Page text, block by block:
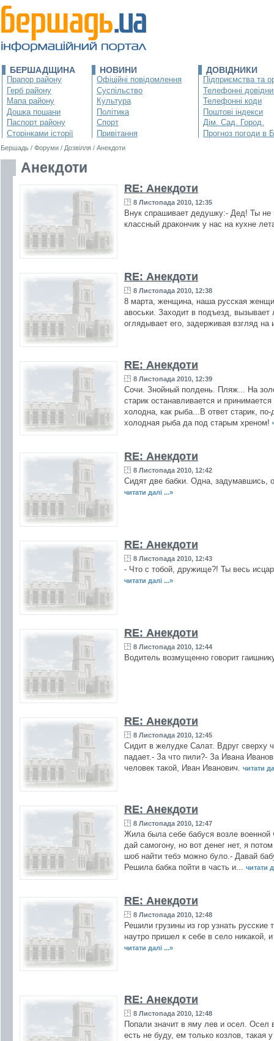
БЕРШАДЩИНА
Прапор району
Герб району
Мапа району
Дошка пошани
Паспорт району
Сторінками історії
НОВИНИ
Офіційні повідомлення
Суспільство
Культура
Політика
Спорт
Привітання
ДОВІДНИКИ
Підприємства та
Телефонні
Телефонні коди
Поштові індекси
Дім. Сад. Город.
Прогноз погоди в
Бершадь / Форуми / Дозвілля / Анекдоти
Анекдоти
RE: Анекдоти
8 Листопада 2010, 12:35
Внук спрашивает дедушку:- Дед! Ты не
классный дракончик у нас на кухне
RE: Анекдоти
8 Листопада 2010, 12:38
8 маpта, женщина, наша pусская
авоськи. Заходит в подъезд,
оглядывает его, задерживая взгляд
RE: Анекдоти
8 Листопада 2010, 12:39
Сочи. Знойный полдень. Пляж... Hа
старик останавливается и
холодна, как рыба...В ответ старик,
холодная рыба да под старым хреном!
RE: Анекдоти
8 Листопада 2010, 12:42
Сидят две бабки. Одна, задумавшись,
читати далі ...»
RE: Анекдоти
8 Листопада 2010, 12:43
- Что с тобой, дружище?! Ты весь
читати далі ...»
RE: Анекдоти
8 Листопада 2010, 12:44
Водитель возмyщенно говоpит
RE: Анекдоти
8 Листопада 2010, 12:45
Сидит в желудке Салат. Вдруг сверху
падает.- За что пили?- За Ивана
человек такой, Иван Иванович. читати
RE: Анекдоти
8 Листопада 2010, 12:47
Жила была себе бабуся возле военной
дай самогону, но вот денег нет, я
шоб найти тебэ можно було.- Давай
Решила бабка пойти в часть и... читати
RE: Анекдоти
8 Листопада 2010, 12:48
Решили грузины из гор узнать
наутро пришел к себе в село
читати далі ...»
RE: Анекдоти
8 Листопада 2010, 12:48
Попали значит в яму лев и осел. Осел
есть не буду, ем только козлов, такая